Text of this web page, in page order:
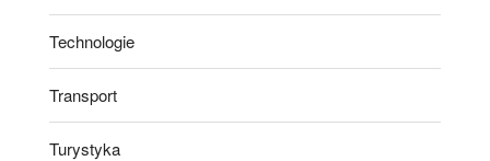
Technologie
Transport
Turystyka